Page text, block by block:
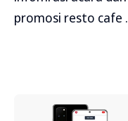
promosi resto cafe .